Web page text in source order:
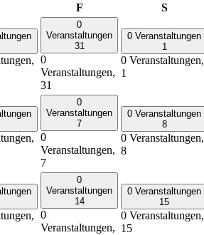
FFreitag SSamstag
0
Veranstaltungen
31
0
Veranstaltungen,
31
0 Veranstaltungen
1
0 Veranstaltungen,
1
0
Veranstaltungen
7
0
Veranstaltungen,
7
0 Veranstaltungen
8
0 Veranstaltungen,
8
0
Veranstaltungen
14
0
Veranstaltungen,
0 Veranstaltungen
15
0 Veranstaltungen,
15